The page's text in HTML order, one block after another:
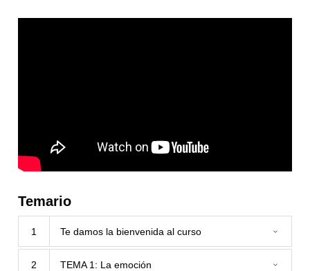
Temario
1 Te damos la bienvenida al curso
2 TEMA 1: La emoción